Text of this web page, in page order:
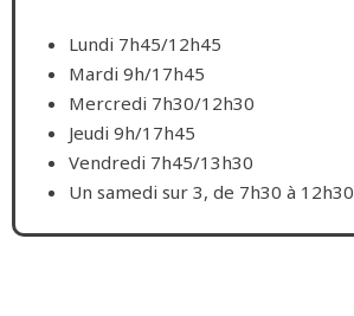
Lundi 7h45/12h45
Mardi 9h/17h45
Mercredi 7h30/12h30
Jeudi 9h/17h45
Vendredi 7h45/13h30
Un samedi sur 3, de 7h30 à 12h30